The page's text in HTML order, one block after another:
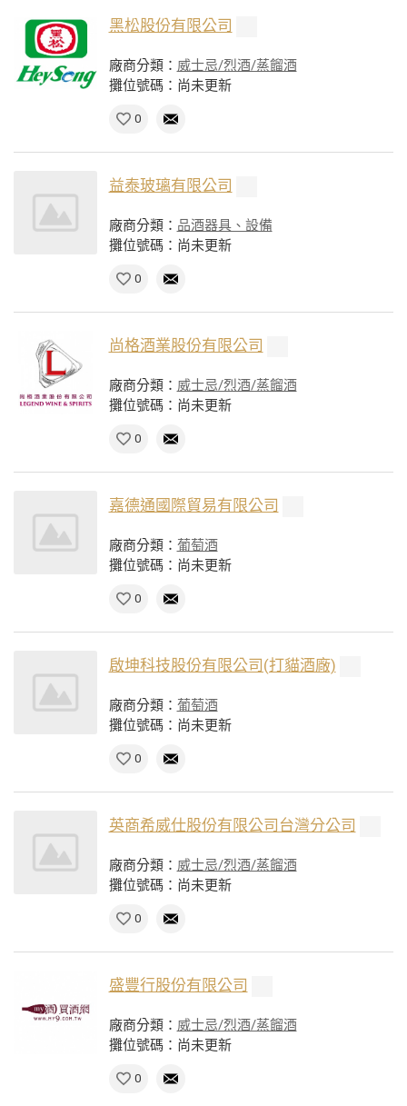
黑松股份有限公司
廠商分類： 威士忌/烈酒/蒸餾酒
攤位號碼：尚未更新
0
益泰玻璃有限公司
廠商分類： 品酒器具、設備
攤位號碼：尚未更新
0
尚格酒業股份有限公司
廠商分類： 威士忌/烈酒/蒸餾酒
攤位號碼：尚未更新
0
嘉德通國際貿易有限公司
廠商分類： 葡萄酒
攤位號碼：尚未更新
0
啟坤科技股份有限公司(打貓酒廠)
廠商分類： 葡萄酒
攤位號碼：尚未更新
0
英商希威仕股份有限公司台灣分公司
廠商分類： 威士忌/烈酒/蒸餾酒
攤位號碼：尚未更新
0
盛豐行股份有限公司
廠商分類： 威士忌/烈酒/蒸餾酒
攤位號碼：尚未更新
0